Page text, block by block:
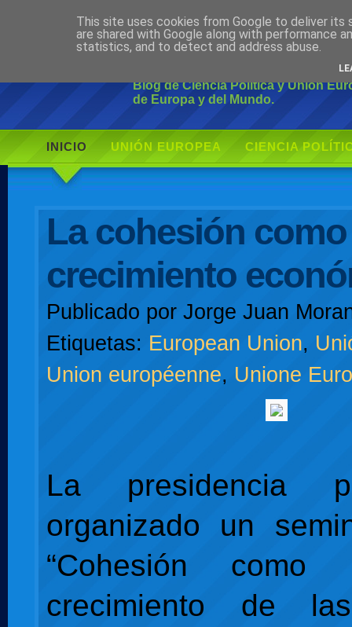
Ciudadano
Blog de Ciencia Política y Unión
de Europa y del Mundo.
INICIO UNIÓN EUROPEA CIENCIA
La cohesión
crecimiento
Publicado por Jorge Juan
Etiquetas: European Union,
Union européenne, Unione
La presidencia
organizado un
“Cohesión como
crecimiento de
This site uses cookies from Google to deliver its
are shared with Google along with performance
statistics, and to detect and address abuse.